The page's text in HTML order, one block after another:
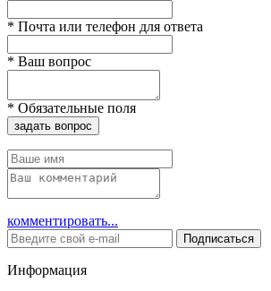
* Почта или телефон для ответа
* Ваш вопрос
* Обязательные поля
задать вопрос
комментировать...
Подписаться
Информация